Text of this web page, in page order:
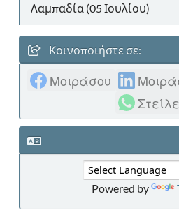
Λαμπαδία (05 Ιουλίου)
Κοινοποιήστε σε:
Μοιράσου
Powered by